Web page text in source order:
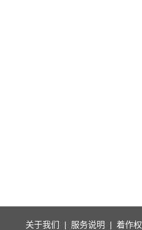
关于我们 服务说明 着作权